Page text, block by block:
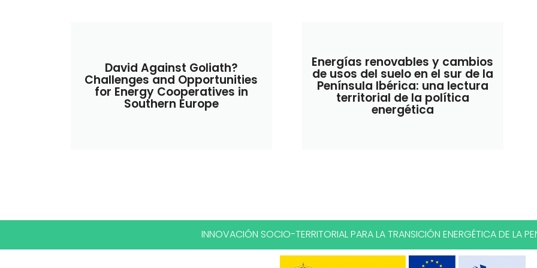
David Against Goliath?
Challenges and Opportunities
for Energy Cooperatives in
Southern Europe
Energías renovables y cambios
de usos del suelo en el sur de la
Península Ibérica: una lectura
territorial de la política
energética
INNOVACIÓN SOCIO-TERRITORIAL PARA LA TRANSICIÓN ENERGÉTICA DE LA